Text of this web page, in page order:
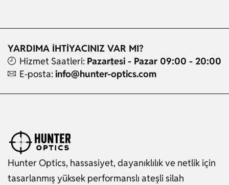
YARDIMA İHTİYACINIZ VAR MI?
Hizmet Saatleri: Pazartesi - Pazar 09:00 - 20:00
E-posta: info@hunter-optics.com
Hunter Optics, hassasiyet, dayanıklılık ve netlik için
tasarlanmış yüksek performanslı ateşli silah